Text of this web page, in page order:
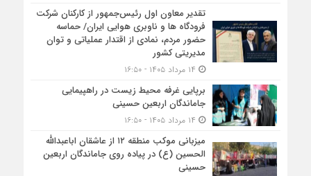
تقدیر معاون اول رئیس‌جمهور از کارکنان شرکت
فرودگاه ها و ناوبری هوایی ایران/ حماسه
حضور مردم، نمادی از اقتدار عملیاتی و توان
مدیریتی کشور
برپایی غرفه محیط زیست در راهپیمایی
جاماندگان اربعین حسینی
میزبانی موکب منطقه ۱۲ از عاشقان اباعبدالله
الحسین (ع) در پیاده روی جاماندگان اربعین
حسینی